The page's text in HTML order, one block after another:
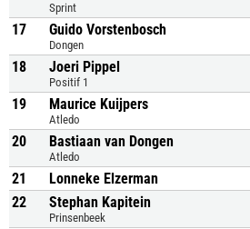
Sprint
17 Guido Vorstenbosch
Dongen
18 Joeri Pippel
Positif 1
19 Maurice Kuijpers
Atledo
20 Bastiaan van Dongen
Atledo
21 Lonneke Elzerman
22
Stephan Kapitein
Prinsenbeek